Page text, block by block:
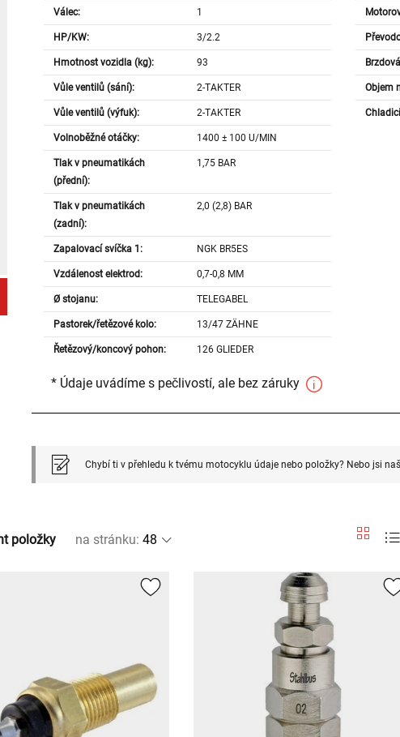
Válec: 1
HP/KW: 3/2.2
Hmotnost vozidla (kg): 93
Vůle ventilů (sání): 2-TAKTER
Vůle ventilů (výfuk): 2-TAKTER
Volnoběžné otáčky: 1400 ± 100 U/MIN
Tlak v pneumatikách
(přední):
1,75 BAR
Tlak v pneumatikách
(zadní):
2,0 (2,8) BAR
Zapalovací svíčka 1: NGK BR5ES
Vzdálenost elektrod: 0,7-0,8 MM
Ø stojanu: TELEGABEL
Pastorek/řetězové kolo: 13/47 ZÄHNE
Řetězový/koncový pohon: 126 GLIEDER
Objem
* Údaje uvádíme s pečlivostí, ale bez záruky
Chybí ti v přehledu k tvému motocyklu údaje nebo položky? Nebo jsi
položky na stránku: